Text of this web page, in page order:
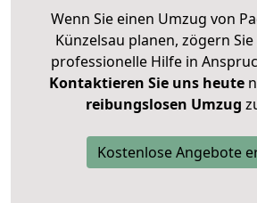
Wenn Sie einen Umzug von
Künzelsau planen, zögern
professionelle Hilfe in
Kontaktieren Sie uns heute
reibungslosen Umzug
Kostenlose Angebote